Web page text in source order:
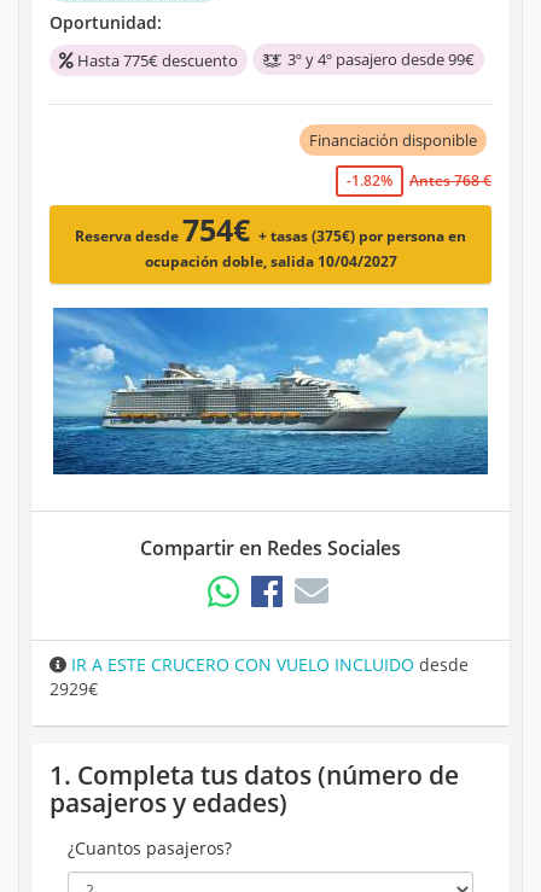
Oportunidad:
Hasta 775€ descuento 3º y 4º pasajero desde 99€
Financiación disponible
-1.82% Antes 768 €
Reserva desde754€ + tasas (375€) por persona en
ocupación doble, salida 10/04/2027
Compartir en Redes Sociales
IR A ESTE CRUCERO CON VUELO INCLUIDO desde
2929€
1. Completa tus datos (número de
pasajeros y edades)
¿Cuantos pasajeros?